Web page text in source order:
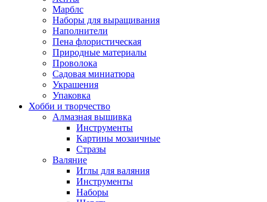
Марблс
Наборы для выращивания
Наполнители
Пена флористическая
Природные материалы
Проволока
Садовая миниатюра
Украшения
Упаковка
Хобби и творчество
Алмазная вышивка
Инструменты
Картины мозаичные
Стразы
Валяние
Иглы для валяния
Инструменты
Наборы